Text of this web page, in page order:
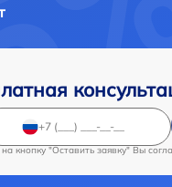
кнопку "Оставить заявку" Вы